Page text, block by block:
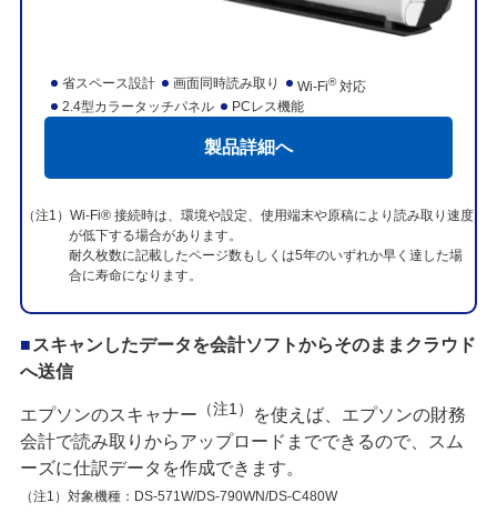
省スペース設計 画面同時読み取り Wi-Fi®対応
2.4型カラータッチパネル
PCレス機能
製品詳細へ
（注1）Wi-Fi® 接続時は、環境や設定、使用端末や原稿により読み取り速度
が低下する場合があります。
耐久枚数に記載したページ数もしくは5年のいずれか早く達した場
合に寿命になります。
スキャンしたデータを会計ソフトからそのままクラウド
へ送信
エプソンのスキャナー （注1）
を使えば、エプソンの財務
会計で読み取りからアップロードまでできるので、スム
ーズに仕訳データを作成できます。
（注1）対象機種：DS-571W/DS-790WN/DS-C480W